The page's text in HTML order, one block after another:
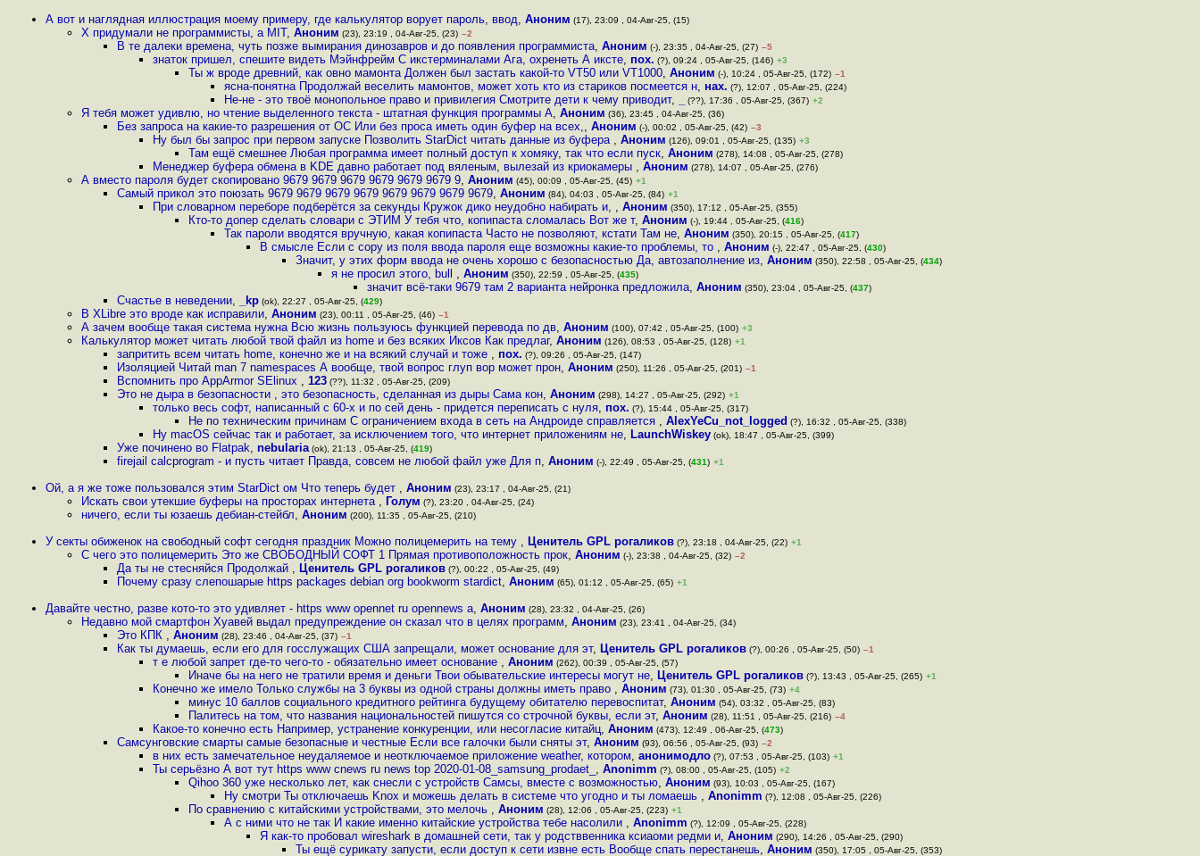
А вот и наглядная иллюстрация моему примеру, где калькулятор ворует пароль, ввод, Аноним (17), 23:09 , 04-Авг-25, (15)
X придумали не программисты, а MIT, Аноним (23), 23:19 , 04-Авг-25, (23) –2
В те далеки времена, чуть позже вымирания динозавров и до появления программиста, Аноним (-), 23:35 , 04-Авг-25, (27) –5
знаток пришел, спешите видеть Мэйнфрейм С икстерминалами Ага, охренеть А иксте, пох. (?), 09:24 , 05-Авг-25, (146) +3
Ты ж вроде древний, как овно мамонта Должен был застать какой-то VT50 или VT1000, Аноним (-), 10:24 , 05-Авг-25, (172) –1
ясна-понятна Продолжай веселить мамонтов, может хоть кто из стариков посмеется н, нах. (?), 12:07 , 05-Авг-25, (224)
Не-не - это твоё монопольное право и привилегия Смотрите дети к чему приводит, (??), 17:36 , 05-Авг-25, (367) +2
Я тебя может удивлю, но чтение выделенного текста - штатная функция программы А, Аноним (36), 23:45 , 04-Авг-25, (36)
Без запроса на какие-то разрешения от ОС Или без проса иметь один буфер на всех,, Аноним (-), 00:02 , 05-Авг-25, (42) –3
Ну был бы запрос при первом запуске Позволить StarDict читать данные из буфера , Аноним (126), 09:01 , 05-Авг-25, (135) +3
Там ещё смешнее Любая программа имеет полный доступ к хомяку, так что если пуск, Аноним (278), 14:08 , 05-Авг-25, (278)
Менеджер буфера обмена в KDE давно работает под вяленым, вылезай из криокамеры , Аноним (278), 14:07 , 05-Авг-25, (276)
А вместо пароля будет скопировано 9679 9679 9679 9679 9679 9679 9, Аноним (45), 00:09 , 05-Авг-25, (45) +1
Самый прикол это поюзать 9679 9679 9679 9679 9679 9679 9679 9679, Аноним (84), 04:03 , 05-Авг-25, (84) +1
При словарном переборе подберётся за секунды Кружок дико неудобно набирать и, , Аноним (350), 17:12 , 05-Авг-25, (355)
Кто-то допер сделать словари с ЭТИМ У тебя что, копипаста сломалась Вот же т, Аноним (-), 19:44 , 05-Авг-25, (416)
Так пароли вводятся вручную, какая копипаста Часто не позволяют, кстати Там не, Аноним (350), 20:15 , 05-Авг-25, (417)
В смысле Если с copy из поля ввода пароля еще возможны какие-то проблемы, то , Аноним (-), 22:47 , 05-Авг-25, (430)
Значит, у этих форм ввода не очень хорошо с безопасностью Да, автозаполнение из, Аноним (350), 22:58 , 05-Авг-25, (434)
я не просил этого, bull , Аноним (350), 22:59 , 05-Авг-25, (435)
значит всё-таки 9679 там 2 варианта нейронка предложила, Аноним (350), 23:04 , 05-Авг-25, (437)
Счастье в неведении, _kp (ok), 22:27 , 05-Авг-25, (429)
В XLibre это вроде как исправили, Аноним (23), 00:11 , 05-Авг-25, (46) –1
А зачем вообще такая система нужна Всю жизнь пользуюсь функцией перевода по дв, Аноним (100), 07:42 , 05-Авг-25, (100) +3
Калькулятор может читать любой твой файл из home и без всяких Иксов Как предлаг, Аноним (126), 08:53 , 05-Авг-25, (128) +1
запритить всем читать home, конечно же и на всякий случай и тоже , пох. (?), 09:26 , 05-Авг-25, (147)
Изоляцией Читай man 7 namespaces А вообще, твой вопрос глуп вор может прон, Аноним (250), 11:26 , 05-Авг-25, (201) –1
Вспомнить про AppArmor SElinux , 123 (??), 11:32 , 05-Авг-25, (209)
Это не дыра в безопасности , это безопасность, сделанная из дыры Сама кон, Аноним (298), 14:27 , 05-Авг-25, (292) +1
только весь софт, написанный с 60-х и по сей день - придется переписать с нуля, пох. (?), 15:44 , 05-Авг-25, (317)
Не по техническим причинам С ограничением входа в сеть на Андроиде справляется , AlexYeCu_not_logged (?), 16:32 , 05-Авг-25, (338)
Ну macOS сейчас так и работает, за исключением того, что интернет приложениям не, LaunchWiskey (ok), 18:47 , 05-Авг-25, (399)
Уже починено во Flatpak, nebularia (ok), 21:13 , 05-Авг-25, (419)
firejail calcprogram - и пусть читает Правда, совсем не любой файл уже Для п, Аноним (-), 22:49 , 05-Авг-25, (431) +1
Ой, а я же тоже пользовался этим StarDict ом Что теперь будет , Аноним (23), 23:17 , 04-Авг-25, (21)
Искать свои утекшие буферы на просторах интернета , Голум (?), 23:20 , 04-Авг-25, (24)
ничего, если ты юзаешь дебиан-стейбл, Аноним (200), 11:35 , 05-Авг-25, (210)
У секты обиженок на свободный софт сегодня праздник Можно полицемерить на тему , Ценитель GPL рогаликов (?), 23:18 , 04-Авг-25, (22) +1
С чего это полицемерить Это же СВОБОДНЫЙ СОФТ 1 Прямая противоположность прок, Аноним (-), 23:38 , 04-Авг-25, (32) –2
Да ты не стесняйся Продолжай , Ценитель GPL рогаликов (?), 00:22 , 05-Авг-25, (49)
Почему сразу слепошарые https packages debian org bookworm stardict, Аноним (65), 01:12 , 05-Авг-25, (65) +1
Давайте честно, разве кото-то это удивляет - https www opennet ru opennews a, Аноним (28), 23:32 , 04-Авг-25, (26)
Недавно мой смартфон Хуавей выдал предупреждение он сказал что в целях программ, Аноним (23), 23:41 , 04-Авг-25, (34)
Это КПК , Аноним (28), 23:46 , 04-Авг-25, (37) –1
Как ты думаешь, если его для госслужащих США запрещали, может основание для эт, Ценитель GPL рогаликов (?), 00:26 , 05-Авг-25, (50) –1
т е любой запрет где-то чего-то - обязательно имеет основание , Аноним (262), 00:39 , 05-Авг-25, (57)
Иначе бы на него не тратили время и деньги Твои обывательские интересы могут не, Ценитель GPL рогаликов (?), 13:43 , 05-Авг-25, (265) +1
Конечно же имело Только службы на 3 буквы из одной страны должны иметь право , Аноним (73), 01:30 , 05-Авг-25, (73) +4
минус 10 баллов социального кредитного рейтинга будущему обитателю перевоспитат, Аноним (54), 03:32 , 05-Авг-25, (83)
Палитесь на том, что названия национальностей пишутся со строчной буквы, если эт, Аноним (28), 11:51 , 05-Авг-25, (216) –4
Какое-то конечно есть Например, устранение конкуренции, или несогласие китайц, Аноним (473), 12:49 , 06-Авг-25, (473)
Самсунговские смарты самые безопасные и честные Если все галочки были сняты эт, Аноним (93), 06:56 , 05-Авг-25, (93) –2
в них есть замечательное неудаляемое и неотключаемое приложение weather, котором, анонимодло (?), 07:53 , 05-Авг-25, (103) +1
Ты серьёзно А вот тут https www cnews ru news top 2020-01-08_samsung_prodaet_ , Anonimm (?), 08:00 , 05-Авг-25, (105) +2
Qihoo 360 уже несколько лет, как снесли с устройств Самсы, вместе с возможностью, Аноним (93), 10:03 , 05-Авг-25, (167)
Ну смотри Ты отключаешь Knox и можешь делать в системе что угодно и ты ломаешь , Anonimm (?), 12:08 , 05-Авг-25, (226)
По сравнению с китайскими устройствами, это мелочь , Аноним (28), 12:06 , 05-Авг-25, (223) +1
А с ними что не так И какие именно китайские устройства тебе насолили , Anonimm (?), 12:09 , 05-Авг-25, (228)
Я как-то пробовал wireshark в домашней сети, так у родстввенника ксиаоми редми и, Аноним (290), 14:26 , 05-Авг-25, (290)
Ты ещё сурикату запусти, если доступ к сети извне есть Вообще спать перестанешь, Аноним (350), 17:05 , 05-Авг-25, (353)